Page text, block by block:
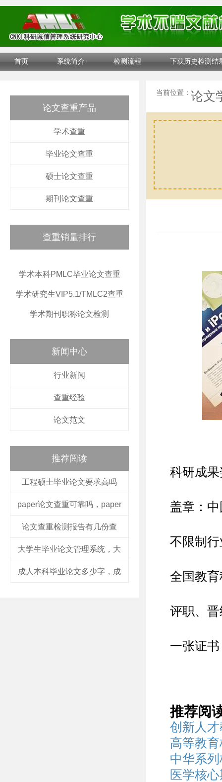
首页 系统简介 检测流程 下载历史检测结
论文查重产品
学术查重
毕业论文查重
硕士论文查重
期刊论文查重
查重销量排行
学术本科PMLC毕业论文查重
学术研究生VIP5.1/TMLC2查重
学术期刊职称论文检测
新闻中心
行业新闻
查重经验
论文范文
推荐阅读
工程硕士毕业论文要求高吗
paper论文查重可靠吗，paper
论文查重检测报告有几份查
大学生毕业论文管理系统，大
成人本科毕业论文多少字，成
当前位置： 论文
科研成
盖章：
不限制
全国教
评职、
一张证
推荐阅
创新人
高等教
中华系
医学核